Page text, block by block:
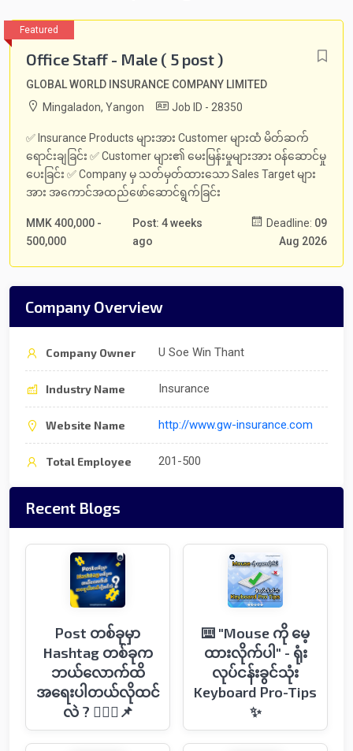
Office Staff - Male ( 5 post )
GLOBAL WORLD INSURANCE COMPANY LIMITED
Mingaladon, Yangon
Job ID - 28350
✅ Insurance Products များအား Customer များထံ မိတ်ဆက်
ရောင်းချခြင်း ✅ Customer များ၏ မေးမြန်းမှုများအား ဝန်ဆောင်မှု
ပေးခြင်း ✅ Company မှ သတ်မှတ်ထားသော Sales Target များ
အား အကောင်အထည်ဖော်ဆောင်ရွက်ခြင်း
MMK 400,000 -
500,000
Post: 4 weeks
ago
Deadline: 09
Aug 2026
Company Overview
Company Owner U Soe Win Thant
Industry Name Insurance
Website Name http://www.gw-insurance.com
Total Employee 201-500
Recent Blogs
Post တစ်ခုမှာ
Hashtag တစ်ခုက
ဘယ်လောက်ထိ
အရေးပါတယ်လိုထင်
လဲ ? 🤷🏻‍♂️📌
⌨️ "Mouse ကို မေ့
ထားလိုက်ပါ" - ရုံး
လုပ်ငန်းခွင်သုံး
Keyboard Pro-Tips
✨